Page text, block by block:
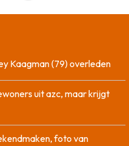
Kaagman (79) overleden
uit azc, maar krijgt
foto van